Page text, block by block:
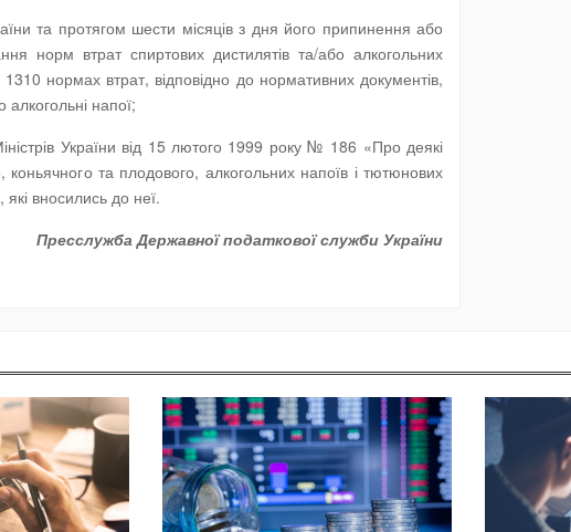
та протягом шести місяців з дня його припинення або
норм втрат спиртових дистилятів та/або алкогольних
нормах втрат, відповідно до нормативних документів,
алкогольні напої;
України від 15 лютого 1999 року № 186 «Про деякі
та плодового, алкогольних напоїв і тютюнових
вносились до неї.
Пресслужба Державної податкової служби України